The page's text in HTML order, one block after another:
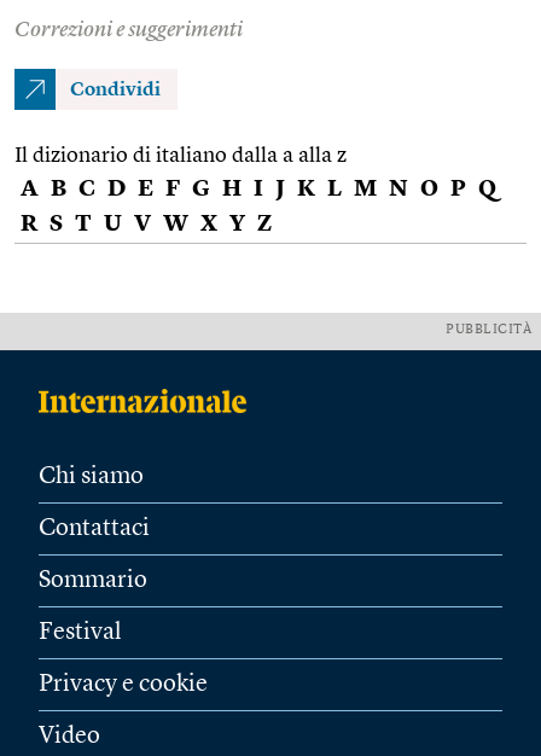
Correzioni e suggerimenti
Condividi
Il dizionario di italiano dalla a alla z
A B C D E F G H I J K L M N O P Q
R S T U V W X Y Z
PUBBLICITÀ
Chi siamo
Contattaci
Sommario
Festival
Privacy e cookie
Video